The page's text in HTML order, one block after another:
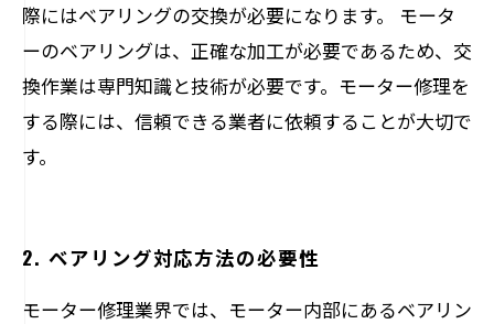
際にはベアリングの交換が必要になります。 モータ
ーのベアリングは、正確な加工が必要であるため、交
換作業は専門知識と技術が必要です。モーター修理を
する際には、信頼できる業者に依頼することが大切で
す。
2. ベアリング対応方法の必要性
モーター修理業界では、モーター内部にあるベアリン